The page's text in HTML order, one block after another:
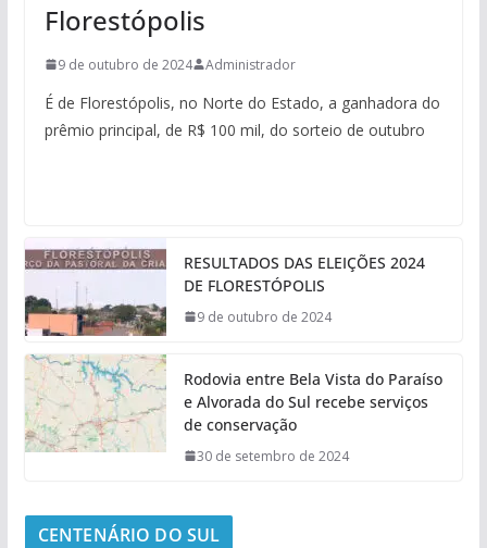
Florestópolis
9 de outubro de 2024 Administrador
É de Florestópolis, no Norte do Estado, a ganhadora do
prêmio principal, de R$ 100 mil, do sorteio de outubro
RESULTADOS DAS ELEIÇÕES 2024
DE FLORESTÓPOLIS
9 de outubro de 2024
Rodovia entre Bela Vista do Paraíso
e Alvorada do Sul recebe serviços
de conservação
30 de setembro de 2024
CENTENÁRIO DO SUL